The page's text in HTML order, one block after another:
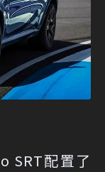
SRT配置了